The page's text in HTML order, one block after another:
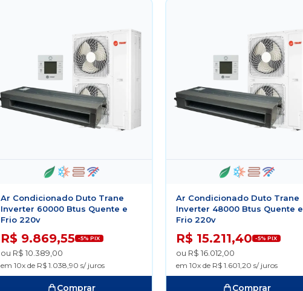
Ar Condicionado Duto Trane
Inverter 60000 Btus Quente e
Frio 220v
R$ 9.869,55 -5% PIX
ou R$ 10.389,00
em 10x de R$ 1.038,90 s/ juros
Comprar
Ar Condicionado Duto Trane
Inverter 48000 Btus Quente e
Frio 220v
R$ 15.211,40 -5% PIX
ou R$ 16.012,00
em 10x de R$ 1.601,20 s/ juros
Comprar